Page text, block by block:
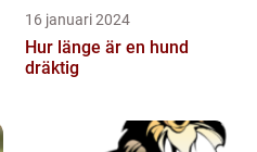
16 januari 2024
Hur länge är en hund
dräktig